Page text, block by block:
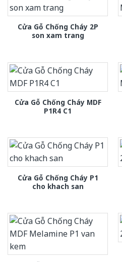
Cửa Gỗ Chống Cháy 2P
son xam trang
Cửa Gỗ Chống Cháy MDF
P1R4 C1
Cửa Gỗ Chống Cháy P1
cho khach san